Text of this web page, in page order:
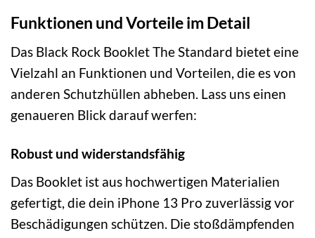
Funktionen und Vorteile im Detail
Das Black Rock Booklet The Standard bietet eine
Vielzahl an Funktionen und Vorteilen, die es von
anderen Schutzhüllen abheben. Lass uns einen
genaueren Blick darauf werfen:
Robust und widerstandsfähig
Das Booklet ist aus hochwertigen Materialien
gefertigt, die dein iPhone 13 Pro zuverlässig vor
Beschädigungen schützen. Die stoßdämpfenden